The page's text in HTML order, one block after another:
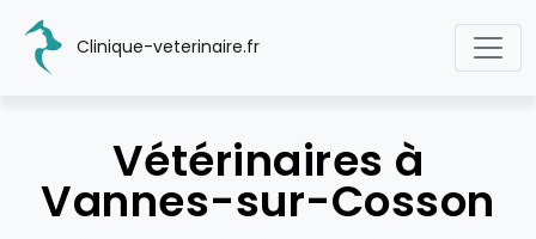
Clinique-veterinaire.fr
Vétérinaires à
Vannes-sur-Cosson